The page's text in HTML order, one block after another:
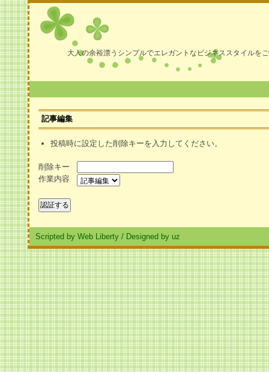
大人の余裕漂うシンプルでエレガントなビジネススタイルを
記事編集
投稿時に設定した削除キーを入力してください。
削除キー
作業内容
Scripted by Web Liberty / Designed by uz